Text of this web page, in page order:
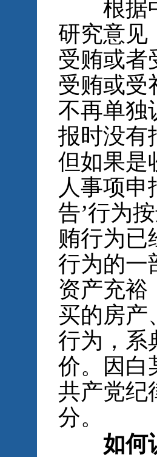
根据中
研究意见
受贿或者
受贿或受
不再单独
报时没有
但如果是
人事项
告’行为
贿行为已
行为的一
资产充裕
买的房产
行为，系
价。因白
共产党纪
分。
如何识